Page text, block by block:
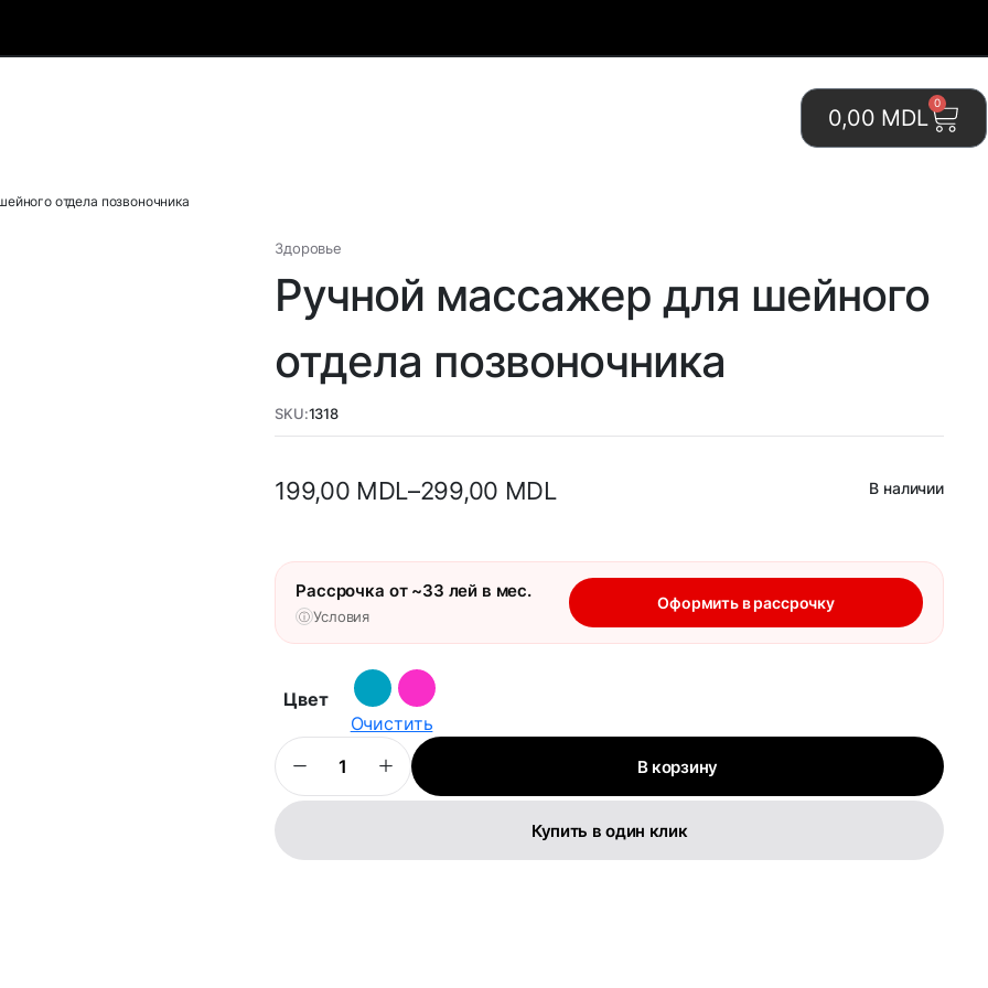
0,00 MDL
0
отдела позвоночника
Здоровье
Ручной массажер для шейного
отдела позвоночника
SKU:1318
199,00 MDL–299,00 MDL В наличии
Рассрочка от ~33 лей в мес.
ⓘ Условия
Оформить в рассрочку
Цвет
Очистить
В корзину
Купить в один клик